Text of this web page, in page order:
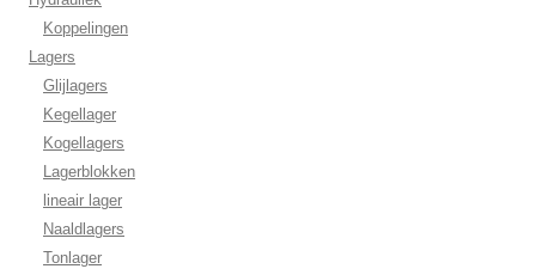
Koppelingen
Lagers
Glijlagers
Kegellager
Kogellagers
Lagerblokken
lineair lager
Naaldlagers
Tonlager